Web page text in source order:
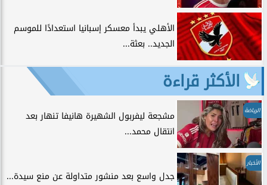
الأهلي يبدأ معسكر إسبانيا استعدادًا للموسم
الجديد.. بعثة...
الأكثر قراءة
الرياضة
مشجعة ليفربول الشهيرة هانيفا تنهار بعد
انتقال محمد...
الأخبار
جدل واسع بعد منشور متداولة عن منع سيدة...